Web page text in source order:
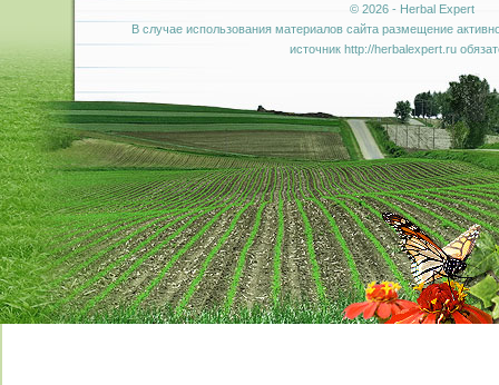
© 2026 - Herbal Expert
В случае использования материалов сайта размещение
источник http://herbalexpert.ru